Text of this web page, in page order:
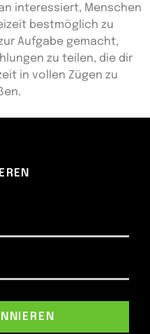
interessiert, Menschen
bestmöglich zu
Aufgabe gemacht,
zu teilen, die dir
in vollen Zügen zu